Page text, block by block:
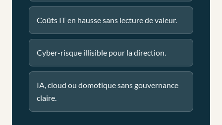
Coûts IT en hausse sans lecture de valeur.
Cyber-risque illisible pour la direction.
IA, cloud ou domotique sans gouvernance
claire.